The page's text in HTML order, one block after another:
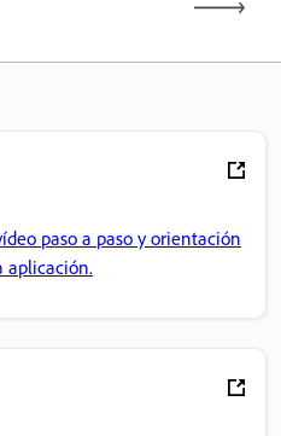
paso a paso y orientación
aplicación.